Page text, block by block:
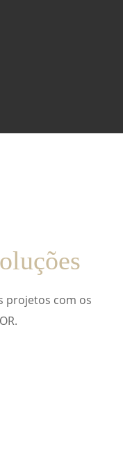
projetos com os